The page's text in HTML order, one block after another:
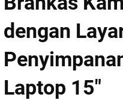
dengan
Laptop 15"